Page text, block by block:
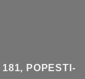
POPESTI-